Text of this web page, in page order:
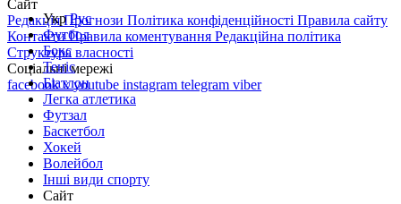
Сайт
РедакціяПрогнози Політика конфіденційності Правила сайту
КонтактиПравила коментування Редакційна політика
Структура власності
Соціальні мережі
facebookxyoutube instagram telegram viber
УкрРус
Футбол
Бокс
Теніс
Біатлон
Легка атлетика
Футзал
Баскетбол
Хокей
Волейбол
Інші види спорту
Сайт